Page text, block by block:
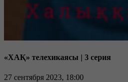
«ХАҚ» телехикаясы | 3 серия
27 сентября 2023, 18:00